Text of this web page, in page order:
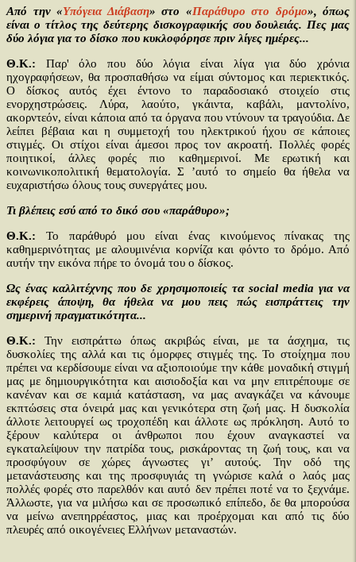
Από την «Υπόγεια Διάβαση» στο «Παράθυρο στο δρόμο», όπως
είναι ο τίτλος της δεύτερης δισκογραφικής σου δουλειάς. Πες μας
δύο λόγια για το δίσκο που κυκλοφόρησε πριν λίγες ημέρες...
Θ.Κ.: Παρ' όλο που δύο λόγια είναι λίγα για δύο χρόνια
ηχογραφήσεων, θα προσπαθήσω να είμαι σύντομος και περιεκτικός.
Ο δίσκος αυτός έχει έντονο το παραδοσιακό στοιχείο στις
ενορχηστρώσεις. Λύρα, λαούτο, γκάιντα, καβάλι, μαντολίνο,
ακορντεόν, είναι κάποια από τα όργανα που ντύνουν τα τραγούδια. Δε
λείπει βέβαια και η συμμετοχή του ηλεκτρικού ήχου σε κάποιες
στιγμές. Οι στίχοι είναι άμεσοι προς τον ακροατή. Πολλές φορές
ποιητικοί, άλλες φορές πιο καθημερινοί. Με ερωτική και
κοινωνικοπολιτική θεματολογία. Σ ’αυτό το σημείο θα ήθελα να
ευχαριστήσω όλους τους συνεργάτες μου.
Τι βλέπεις εσύ από το δικό σου «παράθυρο»;
Θ.Κ.: Το παράθυρό μου είναι ένας κινούμενος πίνακας της
καθημερινότητας με αλουμινένια κορνίζα και φόντο το δρόμο. Από
αυτήν την εικόνα πήρε το όνομά του ο δίσκος.
Ως ένας καλλιτέχνης που δε χρησιμοποιείς τα social media για να
εκφέρεις άποψη, θα ήθελα να μου πεις πώς εισπράττεις την
σημερινή πραγματικότητα...
Θ.Κ.: Την εισπράττω όπως ακριβώς είναι, με τα άσχημα, τις
δυσκολίες της αλλά και τις όμορφες στιγμές της. Το στοίχημα που
πρέπει να κερδίσουμε είναι να αξιοποιούμε την κάθε μοναδική στιγμή
μας με δημιουργικότητα και αισιοδοξία και να μην επιτρέπουμε σε
κανέναν και σε καμιά κατάσταση, να μας αναγκάζει να κάνουμε
εκπτώσεις στα όνειρά μας και γενικότερα στη ζωή μας. Η δυσκολία
άλλοτε λειτουργεί ως τροχοπέδη και άλλοτε ως πρόκληση. Αυτό το
ξέρουν καλύτερα οι άνθρωποι που έχουν αναγκαστεί να
εγκαταλείψουν την πατρίδα τους, ρισκάροντας τη ζωή τους, και να
προσφύγουν σε χώρες άγνωστες γι’ αυτούς. Την οδό της
μετανάστευσης και της προσφυγιάς τη γνώρισε καλά ο λαός μας
πολλές φορές στο παρελθόν και αυτό δεν πρέπει ποτέ να το ξεχνάμε.
Άλλωστε, για να μιλήσω και σε προσωπικό επίπεδο, δε θα μπορούσα
να μείνω ανεπηρρέαστος, μιας και προέρχομαι και από τις δύο
πλευρές από οικογένειες Ελλήνων μεταναστών.